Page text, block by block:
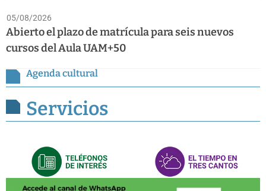
05/08/2026
Abierto el plazo de matrícula para seis nuevos
cursos del Aula UAM+50
Agenda cultural
Servicios